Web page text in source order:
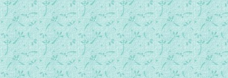
艾赛尼亚和平福音__第3册第3节-1.mp3
艾赛尼亚和平福音__第3册第3节-2.mp3
艾赛尼亚和平福音__第3册第3节-3.mp3
艾赛尼亚和平福音__第3册第3节-4.mp3